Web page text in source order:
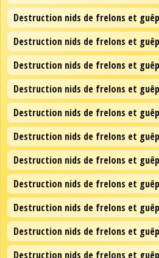
Destruction nids de frelons et
Destruction nids de frelons et
Destruction nids de frelons et
Destruction nids de frelons et
Destruction nids de frelons et
Destruction nids de frelons et
Destruction nids de frelons et
Destruction nids de frelons et
Destruction nids de frelons et
Destruction nids de frelons et
Destruction nids de frelons et